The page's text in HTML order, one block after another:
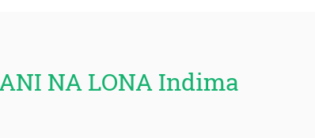
NA LONA Indima